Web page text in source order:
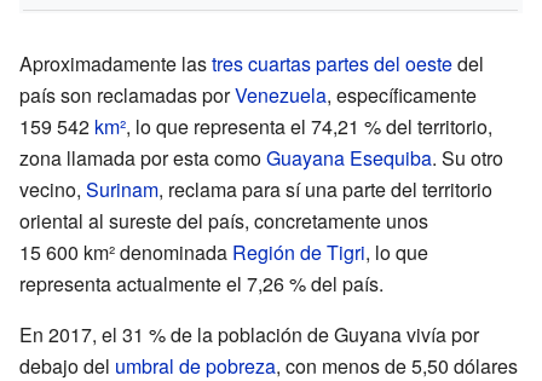
Aproximadamente lastres cuartas partes del oestedel
país son reclamadas porVenezuela, específicamente
159 542 km², lo que representa el 74,21 % del territorio,
zona llamada por esta comoGuayana Esequiba. Su otro
vecino, Surinam, reclama para sí una parte del territorio
oriental al sureste del país, concretamente unos
15600 km² denominada Región de Tigri, lo que
representa actualmente el 7,26% del país.
En 2017, el 31 % de la población de Guyana vivía por
debajo del umbral de pobreza, con menos de 5,50 dólares